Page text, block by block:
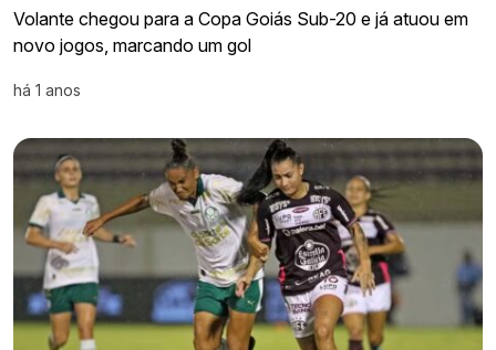
Volante chegou para a Copa Goiás Sub-20 e já atuou em
novo jogos, marcando um gol
há 1 anos